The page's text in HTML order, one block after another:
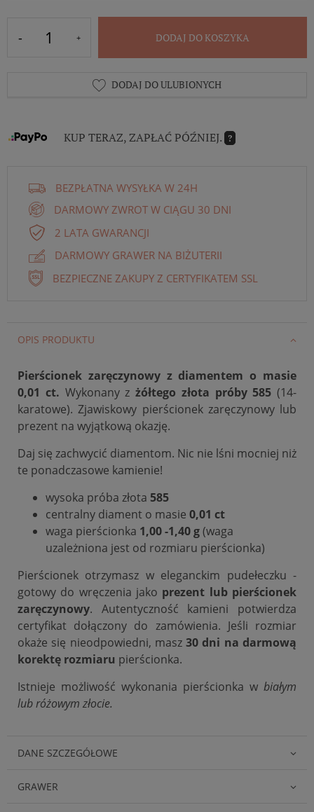
DODAJ DO KOSZYKA
DODAJ DO ULUBIONYCH
KUP TERAZ, ZAPŁAĆ PÓŹNIEJ. ?
BEZPŁATNA WYSYŁKA W 24H
DARMOWY ZWROT W CIĄGU 30 DNI
2 LATA GWARANCJI
DARMOWY GRAWER NA BIŻUTERII
BEZPIECZNE ZAKUPY Z CERTYFIKATEM SSL
OPIS PRODUKTU
Pierścionek zaręczynowy z diamentem o masie
0,01 ct. Wykonany z żółtego złota próby 585 (14-
karatowe). Zjawiskowy pierścionek zaręczynowy lub
prezent na wyjątkową okazję.
Daj się zachwycić diamentom. Nic nie lśni mocniej niż
te ponadczasowe kamienie!
wysoka próba złota 585
centralny diament o masie 0,01 ct
waga pierścionka 1,00 -1,40 g(waga
uzależniona jest od rozmiaru pierścionka)
Pierścionek otrzymasz w eleganckim pudełeczku -
gotowy do wręczenia jako prezent lub pierścionek
zaręczynowy. Autentyczność kamieni potwierdza
certyfikat dołączony do zamówienia. Jeśli rozmiar
okaże się nieodpowiedni, masz30 dni na darmową
korektę rozmiaru pierścionka.
Istnieje możliwość wykonania pierścionka w białym
lub różowym złocie.
DANE SZCZEGÓŁOWE
GRAWER